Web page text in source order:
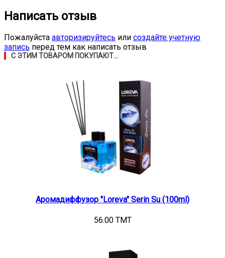
Написать отзыв
Пожалуйста авторизируйтесь или создайте учетную
запись перед тем как написать отзыв
С ЭТИМ ТОВАРОМ ПОКУПАЮТ...
Аромадиффузор "Loreva" Serin Su (100ml)
56.00 TMT